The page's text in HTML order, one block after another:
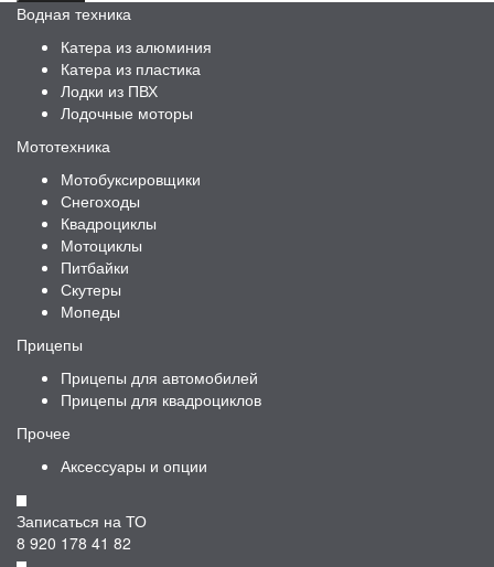
Водная техника
Катера из алюминия
Катера из пластика
Лодки из ПВХ
Лодочные моторы
Мототехника
Мотобуксировщики
Снегоходы
Квадроциклы
Мотоциклы
Питбайки
Скутеры
Мопеды
Прицепы
Прицепы для автомобилей
Прицепы для квадроциклов
Прочее
Аксессуары и опции
Записаться на ТО
8 920 178 41 82